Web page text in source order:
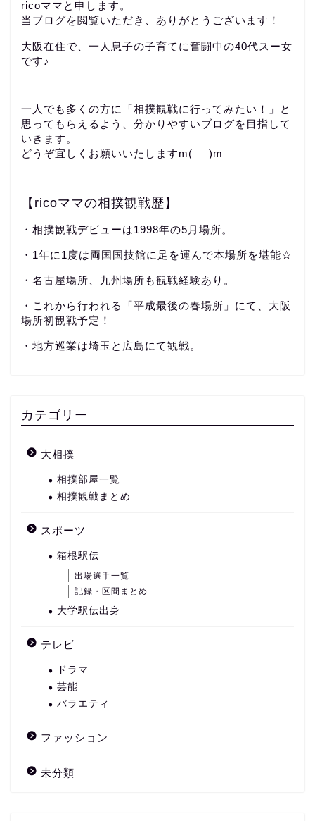
ricoママと申します。
当ブログを閲覧いただき、ありがとうございます！
大阪在住で、一人息子の子育てに奮闘中の40代スー女
です♪
一人でも多くの方に「相撲観戦に行ってみたい！」と
思ってもらえるよう、分かりやすいブログを目指して
いきます。
どうぞ宜しくお願いいたしますm(_ _)m
【ricoママの相撲観戦歴】
・相撲観戦デビューは1998年の5月場所。
・1年に1度は両国国技館に足を運んで本場所を堪能☆
・名古屋場所、九州場所も観戦経験あり。
・これから行われる「平成最後の春場所」にて、大阪
場所初観戦予定！
・地方巡業は埼玉と広島にて観戦。
カテゴリー
大相撲
相撲部屋一覧
相撲観戦まとめ
スポーツ
箱根駅伝
出場選手一覧
記録・区間まとめ
大学駅伝出身
テレビ
ドラマ
芸能
バラエティ
ファッション
未分類